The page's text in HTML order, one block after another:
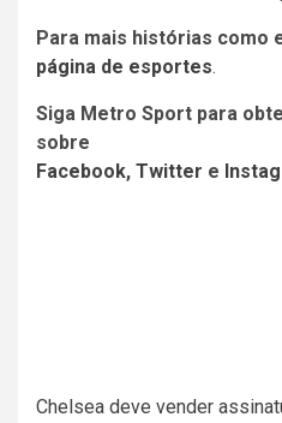
Para mais histórias como
página de esportes.
Siga Metro Sport para
sobre
Facebook, Twitter e
Chelsea deve vender